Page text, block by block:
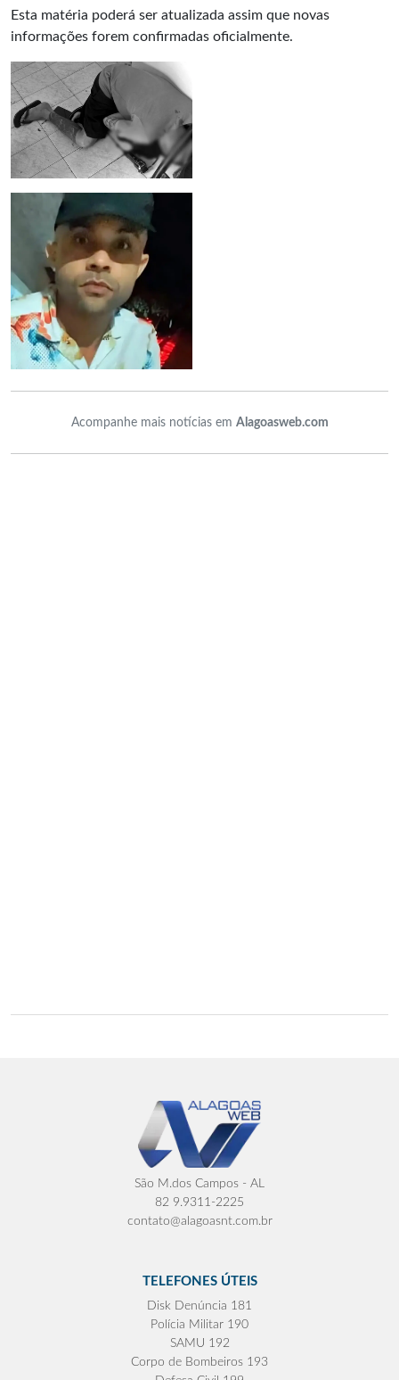
Esta matéria poderá ser atualizada assim que novas
informações forem confirmadas oficialmente.
Acompanhe mais notícias em Alagoasweb.com
São M.dos Campos - AL
82 9.9311-2225
contato@alagoasnt.com.br
TELEFONES ÚTEIS
Disk Denúncia 181
Polícia Militar 190
SAMU 192
Corpo de Bombeiros 193